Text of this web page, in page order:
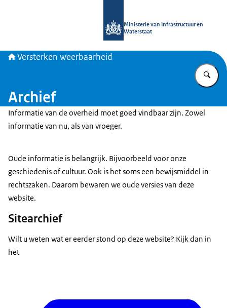
Ministerie van Infrastructuur en
Waterstaat
Versterken weerbaarheid
Archief
Informatie van de overheid moet goed vindbaar zijn. Zowel
informatie van nu, als van vroeger.
Oude informatie is belangrijk. Bijvoorbeeld voor onze
geschiedenis of cultuur. Ook is het soms een bewijsmiddel in
rechtszaken. Daarom bewaren we oude versies van deze
website.
Sitearchief
Wilt u weten wat er eerder stond op deze website? Kijk dan in
het